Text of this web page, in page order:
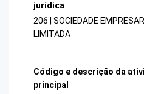
jurídica
206 | SOCIEDADE
LIMITADA
Código e descrição da
principal